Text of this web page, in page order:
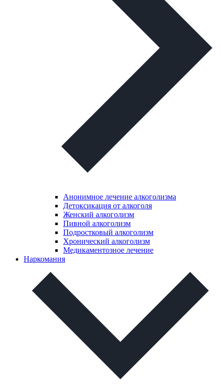
Анонимное лечение алкоголизма
Детоксикация от алкоголя
Женский алкоголизм
Пивной алкоголизм
Подростковый алкоголизм
Хронический алкоголизм
Медикаментозное лечение
Наркомания